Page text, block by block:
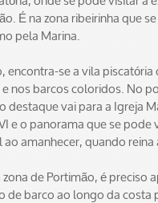
É na zona ribeirinha que
pela Marina.
encontra-se a vila
e nos barcos coloridos. No
destaque vai para a Igreja
e o panorama que se pode
ao amanhecer, quando
de Portimão, é preciso
de barco ao longo da costa